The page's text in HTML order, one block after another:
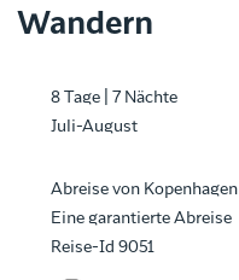
Wandern
8 Tage | 7 Nächte
Juli-August
Abreise von Kopenhagen
Eine garantierte Abreise
Reise-Id 9051